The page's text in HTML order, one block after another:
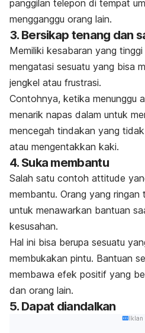
panggilan telepon di tempat
mengganggu orang lain.
3. Bersikap tenang dan
Memiliki kesabaran yang
mengatasi sesuatu yang bisa
jengkel atau frustrasi.
Contohnya, ketika menunggu
menarik napas dalam untuk
mencegah tindakan yang
atau mengentakkan kaki.
4. Suka membantu
Salah satu contoh attitude
membantu. Orang yang ringan
untuk menawarkan bantuan
kesusahan.
Hal ini bisa berupa sesuatu
membukakan pintu. Bantuan
membawa efek positif yang
dan orang lain.
5. Dapat diandalkan
Iklan